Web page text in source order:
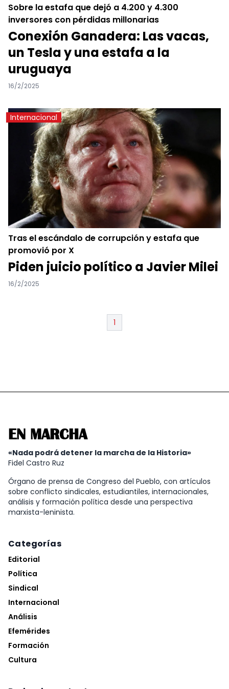
Sobre la estafa que dejó a 4.200 y 4.300
inversores con pérdidas millonarias
Conexión Ganadera: Las vacas,
un Tesla y una estafa a la
uruguaya
16/2/2025
Internacional
Tras el escándalo de corrupción y estafa que
promovió por X
Piden juicio político a Javier Milei
16/2/2025
1
EN MARCHA
«Nada podrá detener la marcha de la Historia»
Fidel Castro Ruz
Órgano de prensa de Congreso del Pueblo, con artículos
sobre conflicto sindicales, estudiantiles, internacionales,
análisis y formación política desde una perspectiva
marxista-leninista.
Categorías
Editorial
Política
Sindical
Internacional
Análisis
Efemérides
Formación
Cultura